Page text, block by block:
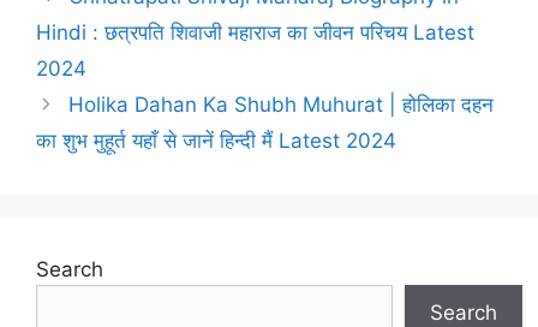
Hindi : छत्रपति शिवाजी महाराज का जीवन परिचय Latest
2024
Holika Dahan Ka Shubh Muhurat | होलिका दहन
का शुभ मुहूर्त यहाँ से जानें हिन्दी मैं Latest 2024
Search
Search